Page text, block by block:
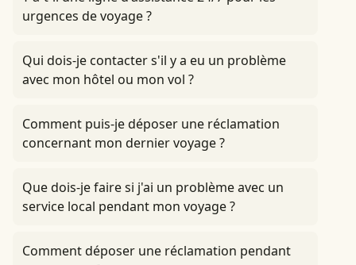
urgences de voyage ?
Qui dois-je contacter s'il y a eu un problème
avec mon hôtel ou mon vol ?
Comment puis-je déposer une réclamation
concernant mon dernier voyage ?
Que dois-je faire si j'ai un problème avec un
service local pendant mon voyage ?
Comment déposer une réclamation pendant